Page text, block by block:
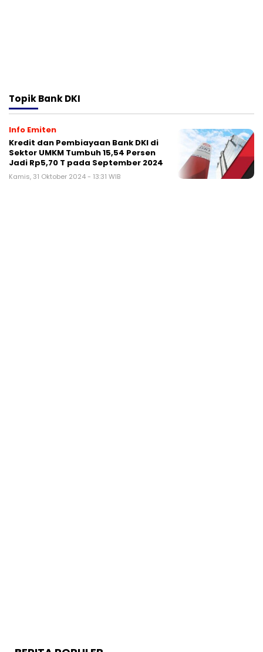
TopikBank DKI
Info Emiten
Kredit dan Pembiayaan Bank DKI di
Sektor UMKM Tumbuh 15,54 Persen
Jadi Rp5,70 T pada September 2024
Kamis, 31 Oktober 2024 - 13:31 WIB